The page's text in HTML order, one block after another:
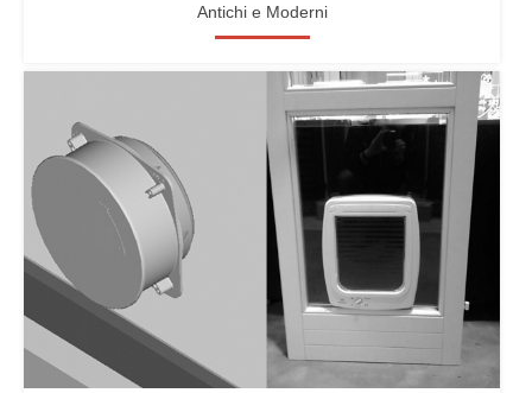
Antichi e Moderni